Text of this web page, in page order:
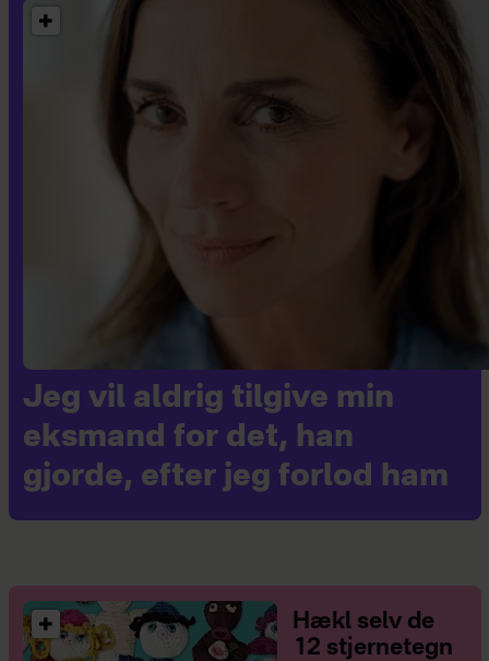
Jeg vil aldrig tilgive min
eksmand for det, han
gjorde, efter jeg forlod ham
Hækl selv de
12 stjernetegn